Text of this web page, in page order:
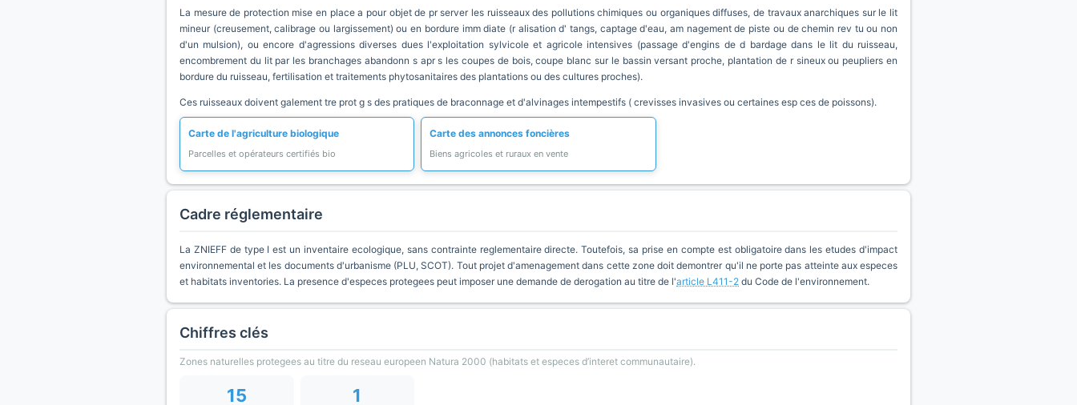
La mesure de protection mise en place a pour objet de pr server les ruisseaux des pollutions chimiques ou organiques diffuses, de travaux anarchiques sur le lit
mineur (creusement, calibrage ou largissement) ou en bordure imm diate (r alisation d' tangs, captage d'eau, am nagement de piste ou de chemin rev tu ou non
d'un mulsion), ou encore d'agressions diverses dues l'exploitation sylvicole et agricole intensives (passage d'engins de d bardage dans le lit du ruisseau,
encombrement du lit par les branchages abandonn s apr s les coupes de bois, coupe blanc sur le bassin versant proche, plantation de r sineux ou peupliers en
bordure du ruisseau, fertilisation et traitements phytosanitaires des plantations ou des cultures proches).
Ces ruisseaux doivent galement tre prot g s des pratiques de braconnage et d'alvinages intempestifs ( crevisses invasives ou certaines esp ces de poissons).
Carte de l'agriculture biologique
Parcelles et opérateurs certifiés bio
Carte des annonces foncières
Biens agricoles et ruraux en vente
Cadre réglementaire
La ZNIEFF de type I est un inventaire ecologique, sans contrainte reglementaire directe. Toutefois, sa prise en compte est obligatoire dans les etudes d'impact
environnemental et les documents d'urbanisme (PLU, SCOT). Tout projet d'amenagement dans cette zone doit demontrer qu'il ne porte pas atteinte aux especes
et habitats inventories. La presence d'especes protegees peut imposer une demande de derogation au titre de l'article L411-2 du Code de l'environnement.
Chiffres clés
Zones naturelles protegees au titre du reseau europeen Natura 2000 (habitats et especes d’interet communautaire).
15 1